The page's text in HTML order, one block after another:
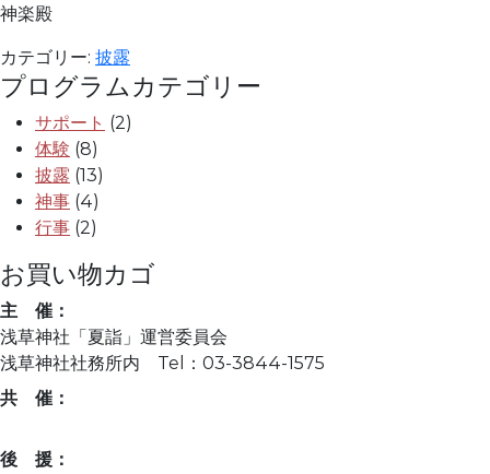
神楽殿
カテゴリー: 披露
プログラムカテゴリー
サポート (2)
体験 (8)
披露 (13)
神事 (4)
行事 (2)
お買い物カゴ
主 催：
浅草神社「夏詣」運営委員会
浅草神社社務所内 Tel：03-3844-1575
共 催：
後 援：